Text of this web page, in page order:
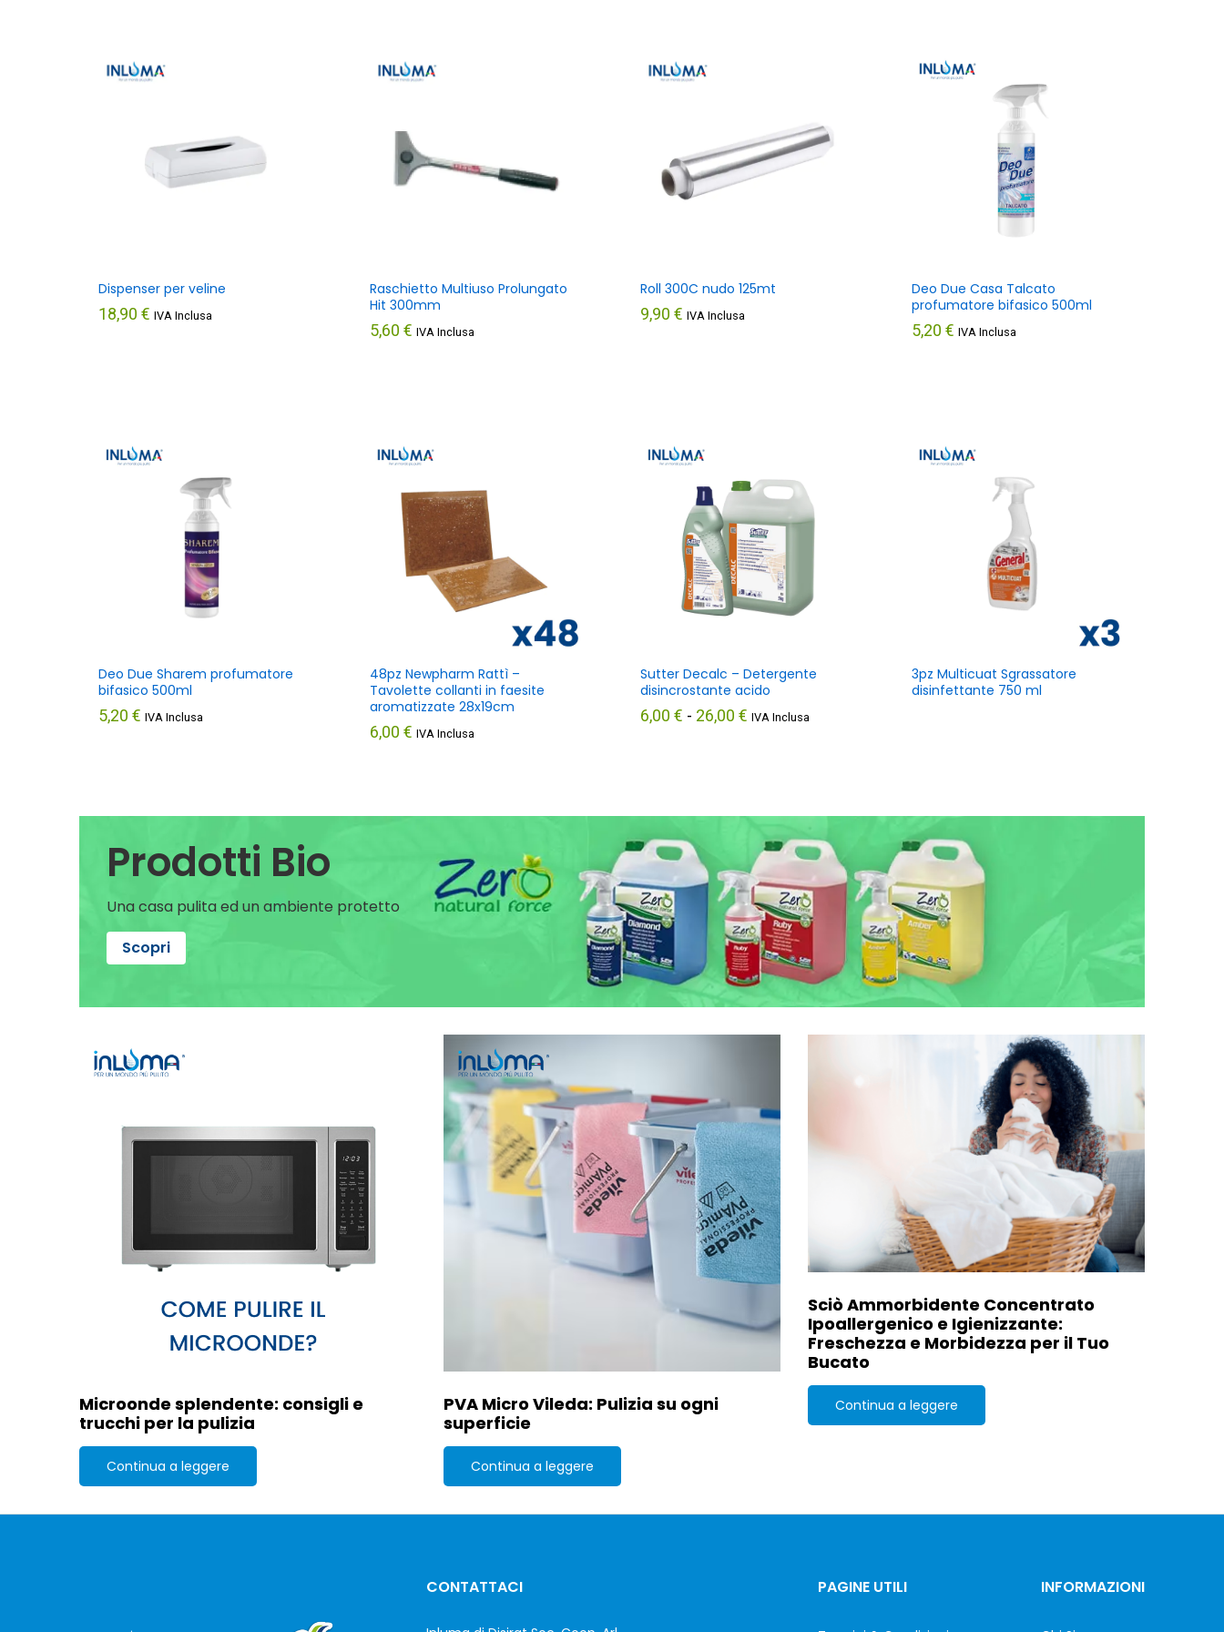
Dispenser per veline
18,90 € IVA Inclusa
Raschietto Multiuso Prolungato
Hit 300mm
5,60 € IVA Inclusa
Roll 300C nudo 125mt
9,90 € IVA Inclusa
Deo Due Casa Talcato
profumatore bifasico 500ml
5,20 € IVA Inclusa
Deo Due Sharem profumatore
bifasico 500ml
5,20 € IVA Inclusa
48pz Newpharm Rattì –
Tavolette collanti in faesite
aromatizzate 28x19cm
6,00 € IVA Inclusa
Sutter Decalc – Detergente
disincrostante acido
6,00 € - 26,00 € IVA Inclusa
3pz Multicuat Sgrassatore
disinfettante 750 ml
Prodotti Bio
Una casa pulita ed un ambiente protetto
Scopri
Microonde splendente: consigli e
trucchi per la pulizia
Continua a leggere
PVA Micro Vileda: Pulizia su ogni
superficie
Continua a leggere
Sciò Ammorbidente Concentrato
Ipoallergenico e Igienizzante:
Freschezza e Morbidezza per il Tuo
Bucato
Continua a leggere
CONTATTACI PAGINE UTILI INFORMAZIONI